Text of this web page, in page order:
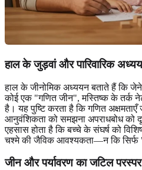
हाल के जुड़वां और पारिवारिक
हाल के जीनोमिक अध्ययन बताते हैं कि
कोई एक "गणित जीन", मस्तिष्क के तर्क
है। यह पुष्टि करता है कि गणित
आनुवंशिकता को समझना अपराधबोध को
एहसास होता है कि बच्चे के संघर्ष को
चश्मे की जैविक आवश्यकता—न कि सिर्फ
जीन और पर्यावरण का जटिल